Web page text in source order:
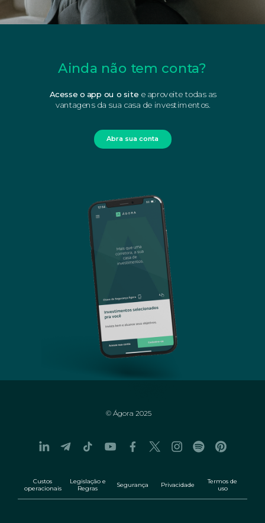
© Ágora 2025
Ainda não tem conta?
Acesse o app ou o sitee aproveite todas as
vantagens da sua casa de investimentos.
Abra sua conta
Custos
operacionais
Legislação e
Regras
Segurança Privacidade
Termos de
uso